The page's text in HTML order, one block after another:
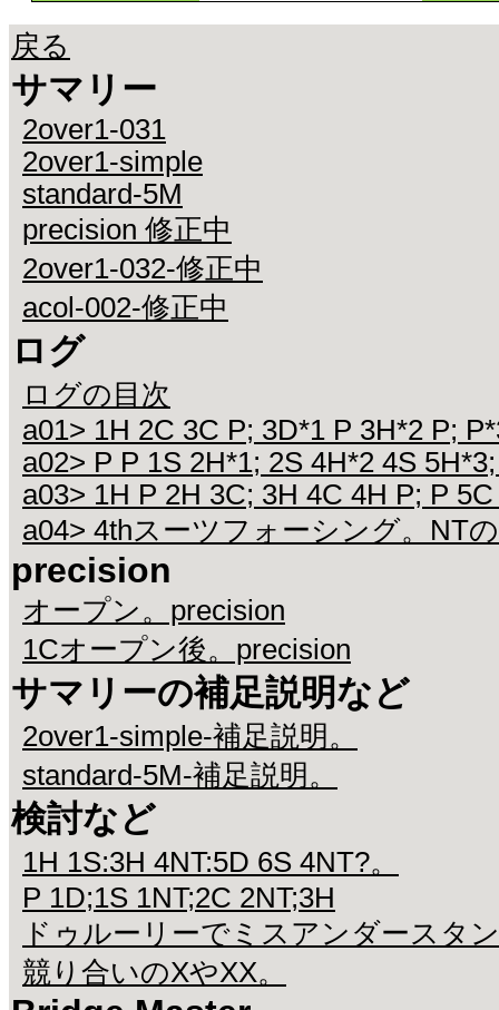
戻る
サマリー
2over1-031
2over1-simple
standard-5M
precision 修正中
2over1-032-修正中
acol-002-修正中
ログ
ログの目次
a01> 1H 2C 3C P; 3D*1 P 3H*2 P;
a02> P P 1S 2H*1; 2S 4H*2 4S
a03> 1H P 2H 3C; 3H 4C 4H P; P
a04> 4thスーツフォーシング。NT
precision
オープン。precision
1Cオープン後。precision
サマリーの補足説明など
2over1-simple-補足説明。
standard-5M-補足説明。
検討など
1H 1S:3H 4NT:5D 6S 4NT?。
P 1D;1S 1NT;2C 2NT;3H
ドゥルーリーでミスアンダースタ
競り合いのXやXX。